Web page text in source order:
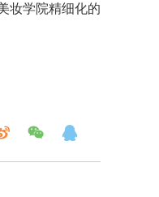
妆学院精细化的